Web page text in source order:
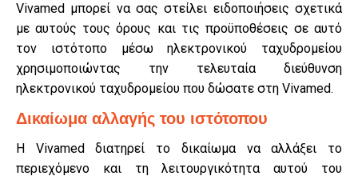
Vivamed μπορεί να σας στείλει ειδοποιήσεις σχετικά
με αυτούς τους όρους και τις προϋποθέσεις σε αυτό
τον ιστότοπο μέσω ηλεκτρονικού ταχυδρομείου
χρησιμοποιώντας την τελευταία διεύθυνση
ηλεκτρονικού ταχυδρομείου που δώσατε στη Vivamed.
Δικαίωμα αλλαγής του ιστότοπου
Η Vivamed διατηρεί το δικαίωμα να αλλάξει το
περιεχόμενο και τη λειτουργικότητα αυτού του